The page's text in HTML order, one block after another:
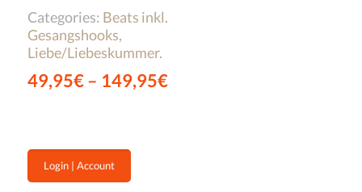
Categories: Beats inkl.
Gesangshooks,
Liebe/Liebeskummer.
49,95€– 149,95€
Login | Account